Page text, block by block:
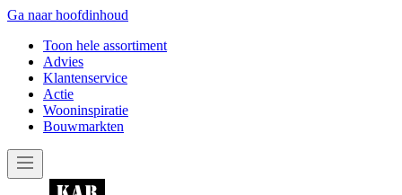
Ga naar hoofdinhoud
Toon hele assortiment
Advies
Klantenservice
Actie
Wooninspiratie
Bouwmarkten